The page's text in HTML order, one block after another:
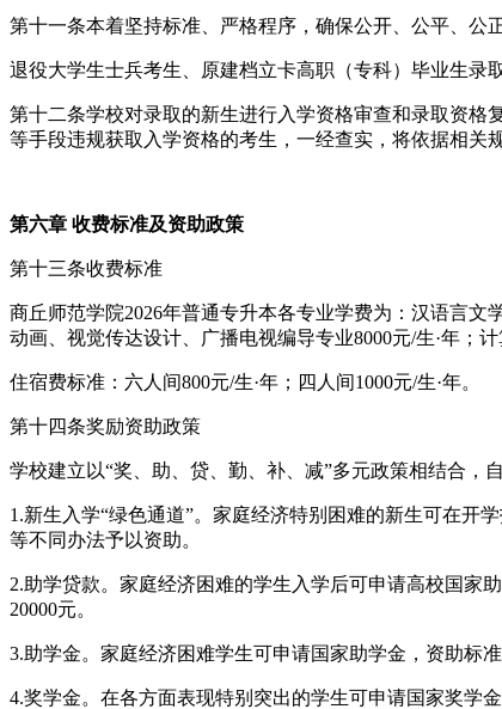
第十一条本着坚持标准、严格程序，确保公开、公平、公
退役大学生士兵考生、原建档立卡高职（专科）毕业生录
第十二条学校对录取的新生进行入学资格审查和录取资
等手段违规获取入学资格的考生，一经查实，将依据相关
第六章 收费标准及资助政策
第十三条收费标准
商丘师范学院2026年普通专升本各专业学费为：汉语言文
动画、视觉传达设计、广播电视编导专业8000元/生·年；
住宿费标准：六人间800元/生·年；四人间1000元/生·年。
第十四条奖励资助政策
学校建立以“奖、助、贷、勤、补、减”多元政策相结合，
1.新生入学“绿色通道”。家庭经济特别困难的新生可在开
等不同办法予以资助。
2.助学贷款。家庭经济困难的学生入学后可申请高校国家
20000元。
3.助学金。家庭经济困难学生可申请国家助学金，资助标
4.奖学金。在各方面表现特别突出的学生可申请国家奖学